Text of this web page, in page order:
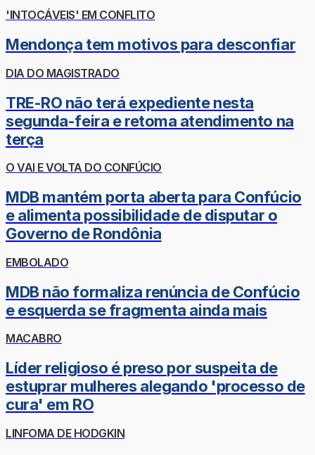
'INTOCÁVEIS' EM CONFLITO
Mendonça tem motivos para desconfiar
DIA DO MAGISTRADO
TRE-RO não terá expediente nesta
segunda-feira e retoma atendimento na
terça
O VAI E VOLTA DO CONFÚCIO
MDB mantém porta aberta para Confúcio
e alimenta possibilidade de disputar o
Governo de Rondônia
EMBOLADO
MDB não formaliza renúncia de Confúcio
e esquerda se fragmenta ainda mais
MACABRO
Líder religioso é preso por suspeita de
estuprar mulheres alegando 'processo de
cura' em RO
LINFOMA DE HODGKIN